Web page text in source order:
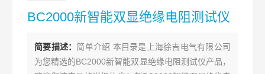
BC2000新智能双显绝缘电阻测试仪
简要描述： 简单介绍 本目录是上海徐吉电气有限公司
为您精选的BC2000新智能双显绝缘电阻测试仪产品，